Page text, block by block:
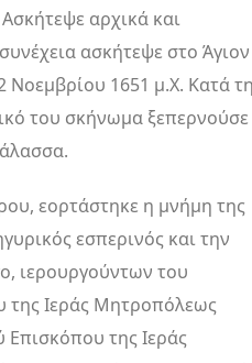
αρχικά και
ασκήτεψε στο Άγιον
Νοεμβρίου 1651 μ.Χ. Κατά
του σκήνωμα ξεπερνούσε
εορτάστηκε η μνήμη της
εσπερινός και την
ιερουργούντων του
της Ιεράς Μητροπόλεως
της Ιεράς